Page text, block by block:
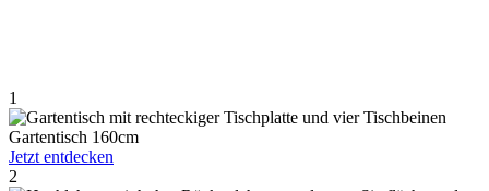
1
Gartentisch 160cm
Jetzt entdecken
2